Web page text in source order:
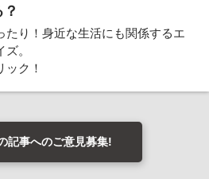
たり！身近な生活にも関係するエ
。
ック！
記事へのご意見募集!